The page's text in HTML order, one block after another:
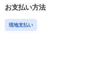
お支払い方法
現地支払い